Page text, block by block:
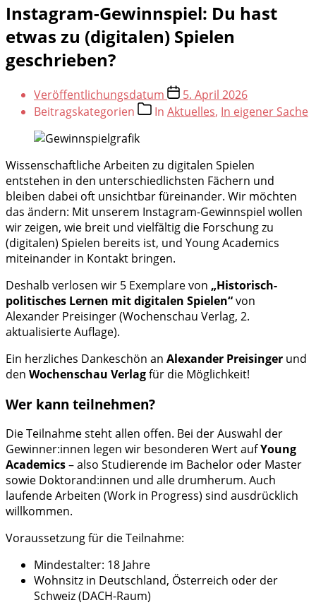
Instagram-Gewinnspiel: Du hast
etwas zu (digitalen) Spielen
geschrieben?
Veröffentlichungsdatum
5. April 2026
Beitragskategorien
In Aktuelles, In eigener Sache
Wissenschaftliche Arbeiten zu digitalen Spielen
entstehen in den unterschiedlichsten Fächern und
bleiben dabei oft unsichtbar füreinander. Wir möchten
das ändern: Mit unserem Instagram-Gewinnspiel wollen
wir zeigen, wie breit und vielfältig die Forschung zu
(digitalen) Spielen bereits ist, und Young Academics
miteinander in Kontakt bringen.
Deshalb verlosen wir 5 Exemplare von „Historisch-
politisches Lernen mit digitalen Spielen“von
Alexander Preisinger (Wochenschau Verlag, 2.
aktualisierte Auflage).
Ein herzliches Dankeschön an Alexander Preisinger und
den Wochenschau Verlagfür die Möglichkeit!
Wer kann teilnehmen?
Die Teilnahme steht allen offen. Bei der Auswahl der
Gewinner:innen legen wir besonderen Wert aufYoung
Academics– also Studierende im Bachelor oder Master
sowie Doktorand:innen und alle drumherum. Auch
laufende Arbeiten (Work in Progress) sind ausdrücklich
willkommen.
Voraussetzung für die Teilnahme:
Mindestalter: 18 Jahre
Wohnsitz in Deutschland, Österreich oder der
Schweiz (DACH-Raum)